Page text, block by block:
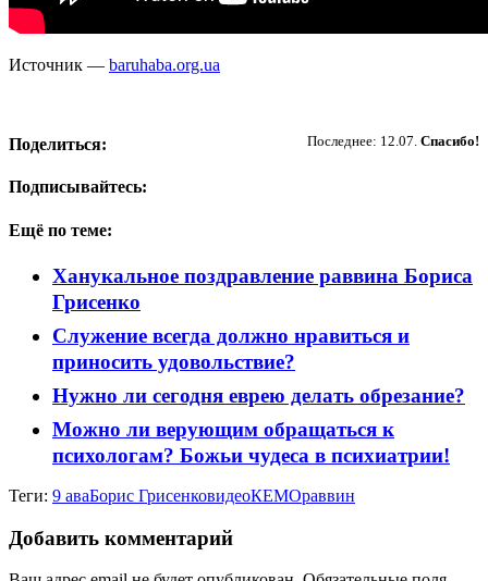
Источник — baruhaba.org.ua
Последнее: 12.07. Спасибо!
Поделиться:
Подписывайтесь:
Ещё по теме:
Ханукальное поздравление раввина Бориса
Грисенко
Служение всегда должно нравиться и
приносить удовольствие?
Нужно ли сегодня еврею делать обрезание?
Можно ли верующим обращаться к
психологам? Божьи чудеса в психиатрии!
Теги: 9 аваБорис ГрисенковидеоКЕМОраввин
Добавить комментарий